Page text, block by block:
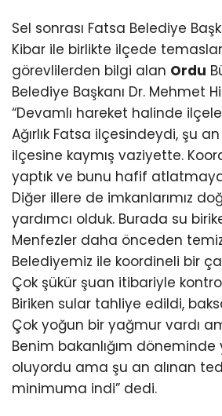
Sel sonrası Fatsa Belediye
Kibar ile birlikte ilçede
görevlilerden bilgi alan Ordu
Belediye Başkanı Dr. Mehmet
“Devamlı hareket halinde
Ağırlık Fatsa ilçesindeydi, şu
ilçesine kaymış vaziyette.
yaptık ve bunu hafif atlatmaya
Diğer illere de imkanlarımız
yardımcı olduk. Burada su
Menfezler daha önceden
Belediyemiz ile koordineli bir
Çok şükür şuan itibariyle
Biriken sular tahliye edildi,
Çok yoğun bir yağmur vardı
Benim bakanlığım döneminde
oluyordu ama şu an alınan
minimuma indi” dedi.